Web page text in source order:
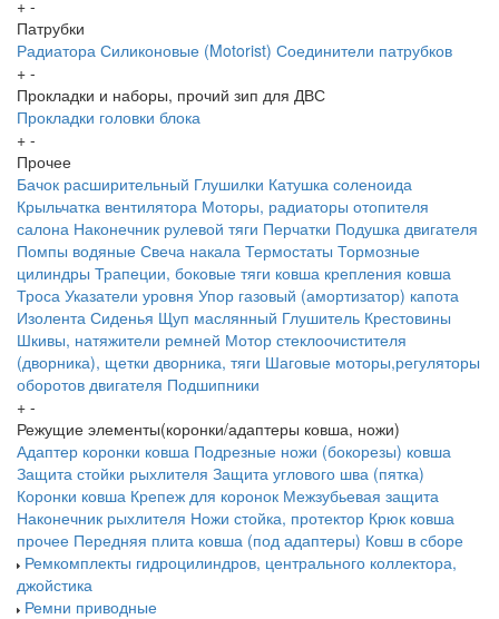
+ -
Патрубки
Радиатора Силиконовые (Motorist) Соединители патрубков
+ -
Прокладки и наборы, прочий зип для ДВС
Прокладки головки блока
+ -
Прочее
Бачок расширительный Глушилки Катушка соленоида
Крыльчатка вентилятора Моторы, радиаторы отопителя
салона Наконечник рулевой тяги Перчатки Подушка двигателя
Помпы водяные Свеча накала Термостаты Тормозные
цилиндры Трапеции, боковые тяги ковша крепления ковша
Троса Указатели уровня Упор газовый (амортизатор) капота
Изолента Сиденья Щуп маслянный Глушитель Крестовины
Шкивы, натяжители ремней Мотор стеклоочистителя
(дворника), щетки дворника, тяги Шаговые моторы,регуляторы
оборотов двигателя Подшипники
+ -
Режущие элементы(коронки/адаптеры ковша, ножи)
Адаптер коронки ковша Подрезные ножи (бокорезы) ковша
Защита стойки рыхлителя Защита углового шва (пятка)
Коронки ковша Крепеж для коронок Межзубьевая защита
Наконечник рыхлителя Ножи стойка, протектор Крюк ковша
прочее Передняя плита ковша (под адаптеры) Ковш в сборе
Ремкомплекты гидроцилиндров, центрального коллектора,
джойстика
Ремни приводные